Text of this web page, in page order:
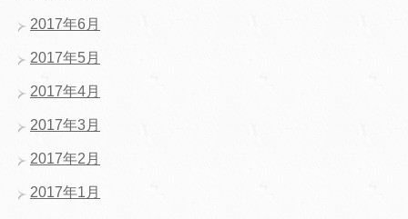
2017年6月
2017年5月
2017年4月
2017年3月
2017年2月
2017年1月